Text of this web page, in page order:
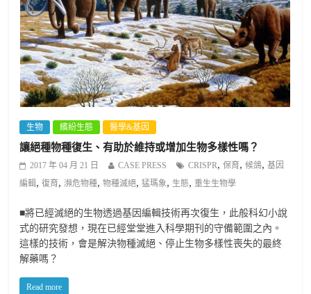
生物 繽紛生態 醫學&基因
讓絕種物種復生、有助於維持或增加生物多樣性嗎？
2017 年 04 月 21 日 CASE PRESS CRISPR,保育,候鴿,基因
編輯,復育,瀕危物種,物種滅絕,猛瑪象, 生態,重生生物學
■將已經滅絕的生物透過基因編輯技術再次復生，此般科幻小說
式的研究發想，現在已經堂堂進入科學期刊的守備範圍之內。
這樣的技術，會是解決物種滅絕、停止生物多樣性喪失的最終
解藥嗎？
Read more